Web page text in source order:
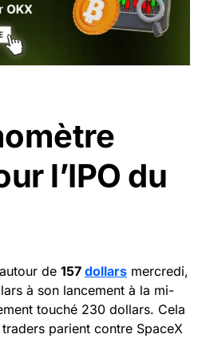
l’IPO du
de 157 dollars mercredi,
à son lancement à la mi-
touché 230 dollars. Cela
parient contre SpaceX